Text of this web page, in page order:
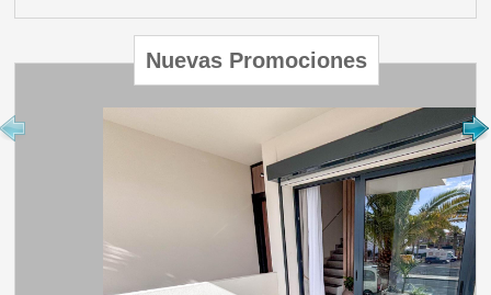
Nuevas Promociones